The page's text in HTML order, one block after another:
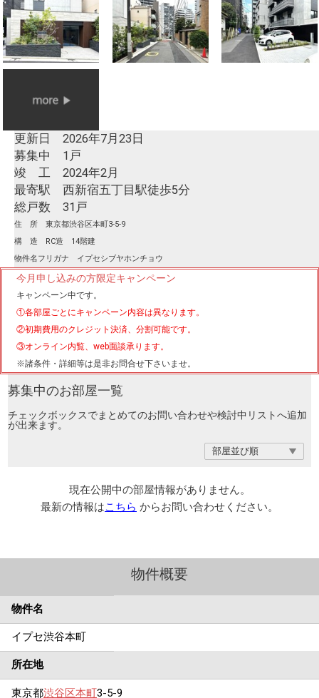
更新日 2026年7月23日
募集中 1戸
竣 工 2024年2月
最寄駅 西新宿五丁目駅徒歩5分
総戸数 31戸
住 所 東京都渋谷区本町3-5-9
構 造 RC造 14階建
物件名フリガナ イプセシブヤホンチョウ
今月申し込みの方限定キャンペーン
キャンペーン中です。
①各部屋ごとにキャンペーン内容は異なります。
②初期費用のクレジット決済、分割可能です。
③オンライン内覧、web面談承ります。
※諸条件・詳細等は是非お問合せ下さいませ。
募集中のお部屋一覧
チェックボックスでまとめてのお問い合わせや検討中リストへ追加
が出来ます。
現在公開中の部屋情報がありません。
最新の情報はこちら からお問い合わせください。
物件概要
物件名
イプセ渋谷本町
所在地
東京都渋谷区本町3-5-9